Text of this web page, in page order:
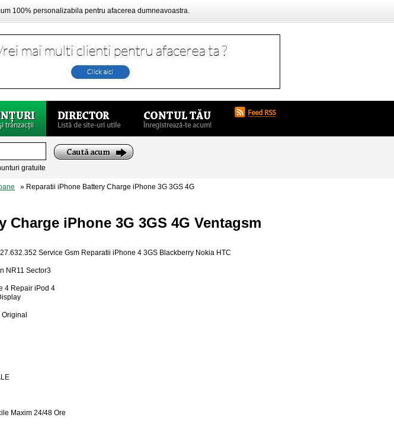
100% personalizabila pentru afacerea dumneavoastra.
gratuite
» Reparatii iPhone Battery Charge iPhone 3G 3GS 4G
Charge iPhone 3G 3GS 4G Ventagsm
Service Gsm Reparatii iPhone 4 3GS Blackberry Nokia HTC
NR11 Sector3
4 Repair iPod 4
Maxim 24/48 Ore